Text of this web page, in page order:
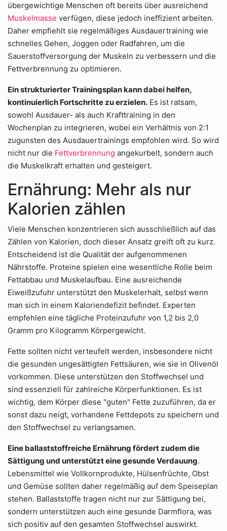
übergewichtige Menschen oft bereits über ausreichend
Muskelmasse verfügen, diese jedoch ineffizient arbeiten.
Daher empfiehlt sie regelmäßiges Ausdauertraining wie
schnelles Gehen, Joggen oder Radfahren, um die
Sauerstoffversorgung der Muskeln zu verbessern und die
Fettverbrennung zu optimieren.
Ein strukturierter Trainingsplan kann dabei helfen,
kontinuierlich Fortschritte zu erzielen. Es ist ratsam,
sowohl Ausdauer- als auch Krafttraining in den
Wochenplan zu integrieren, wobei ein Verhältnis von 2:1
zugunsten des Ausdauertrainings empfohlen wird. So wird
nicht nur die Fettverbrennung angekurbelt, sondern auch
die Muskelkraft erhalten und gesteigert.
Ernährung: Mehr als nur
Kalorien zählen
Viele Menschen konzentrieren sich ausschließlich auf das
Zählen von Kalorien, doch dieser Ansatz greift oft zu kurz.
Entscheidend ist die Qualität der aufgenommenen
Nährstoffe. Proteine spielen eine wesentliche Rolle beim
Fettabbau und Muskelaufbau. Eine ausreichende
Eiweißzufuhr unterstützt den Muskelerhalt, selbst wenn
man sich in einem Kaloriendefizit befindet. Experten
empfehlen eine tägliche Proteinzufuhr von 1,2 bis 2,0
Gramm pro Kilogramm Körpergewicht.
Fette sollten nicht verteufelt werden, insbesondere nicht
die gesunden ungesättigten Fettsäuren, wie sie in Olivenöl
vorkommen. Diese unterstützen den Stoffwechsel und
sind essenziell für zahlreiche Körperfunktionen. Es ist
wichtig, dem Körper diese "guten" Fette zuzuführen, da er
sonst dazu neigt, vorhandene Fettdepots zu speichern und
den Stoffwechsel zu verlangsamen.
Eine ballaststoffreiche Ernährung fördert zudem die
Sättigung und unterstützt eine gesunde Verdauung.
Lebensmittel wie Vollkornprodukte, Hülsenfrüchte, Obst
und Gemüse sollten daher regelmäßig auf dem Speiseplan
stehen. Ballaststoffe tragen nicht nur zur Sättigung bei,
sondern unterstützen auch eine gesunde Darmflora, was
sich positiv auf den gesamten Stoffwechsel auswirkt.